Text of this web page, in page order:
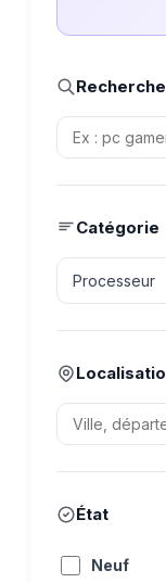
Recherche
Catégorie
Processeur
État
Neuf